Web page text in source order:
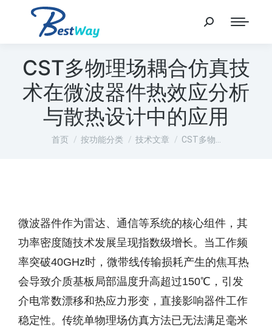
CST多物理场耦合仿真技
术在微波器件热效应分析
与散热设计中的应用
您在这里：
首页 按功能分类 技术文章 CST多物…
微波器件作为雷达、通信等系统的核心组件，其
功率密度随技术发展呈现指数级增长。当工作频
率突破40GHz时，微带线传输损耗产生的焦耳热
会导致介质基板局部温度升高超过150℃，引发
介电常数漂移和热应力形变，直接影响器件工作
稳定性。传统单物理场仿真方法已无法满足毫米